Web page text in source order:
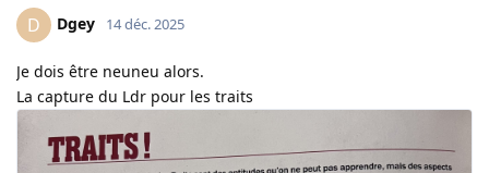
D Dgey 14 déc. 2025
Je dois être neuneu alors.
La capture du Ldr pour les traits